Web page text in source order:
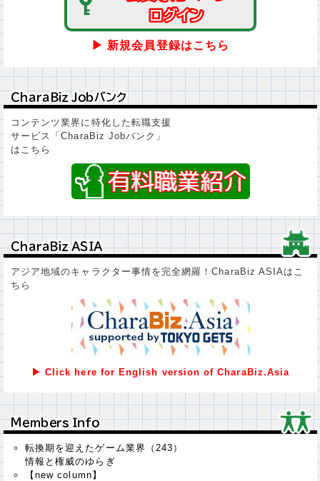
ログイン
ログイン
▶ 新規会員登録はこちら
ＣｈａｒａＢｉｚ Ｊｏｂバンク
ＣｈａｒａＢｉｚ Ｊｏｂバンク
コンテンツ業界に特化した転職支援
サービス「CharaBiz Jobバンク」
はこちら
ＣｈａｒａＢｉｚ ＡＳＩＡ
ＣｈａｒａＢｉｚ ＡＳＩＡ
アジア地域のキャラクター事情を完全網羅！CharaBiz ASIAはこ
ちら
▶ Click here for English version of CharaBiz.Asia
Ｍｅｍｂｅｒｓ Ｉｎｆｏ
Ｍｅｍｂｅｒｓ Ｉｎｆｏ
転換期を迎えたゲーム業界（243）
情報と権威のゆらぎ
【new column】